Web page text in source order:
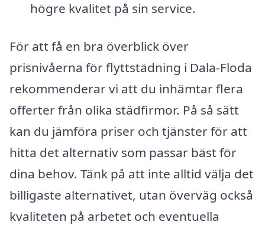
högre kvalitet på sin service.
För att få en bra överblick över
prisnivåerna för flyttstädning i Dala-Floda
rekommenderar vi att du inhämtar flera
offerter från olika städfirmor. På så sätt
kan du jämföra priser och tjänster för att
hitta det alternativ som passar bäst för
dina behov. Tänk på att inte alltid välja det
billigaste alternativet, utan överväg också
kvaliteten på arbetet och eventuella